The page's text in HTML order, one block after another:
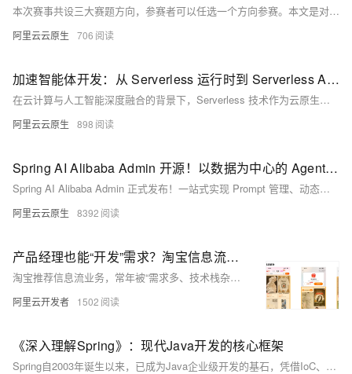
本次赛事共设三大赛题方向，参赛者可以任选一个方向参赛。本文是对每个赛题方向的参赛指南。
阿里云云原生 706
加速智能体开发：从 Serverless 运行时到 Serverless AI 运行时
在云计算与人工智能深度融合的背景下，Serverless 技术作为云原生架构的集大成者，正加速向 AI 原生架构演进。阿里云函数计算（FC）率先提出并实践“Serverless AI 运行时”概念，通过技术创新与生态联动，为智能体（Agent）开发提供高效、安全、低成本的基础设施支持。本文从技术演进路径、核心能力及未来展望三方面解析 Serverless AI 的突破性价值。
阿里云云原生 898
Spring AI Alibaba Admin 开源！以数据为中心的 Agent 开发平台
Spring AI Alibaba Admin 正式发布！一站式实现 Prompt 管理、动态热更新、评测集构建、自动化评估与全链路可观测，助力企业高效构建可信赖的 AI Agent 应用。开源共建，现已上线！
阿里云云原生 8392
产品经理也能“开发”需求？淘宝信息流从需求到上线的AI端到端实践
淘宝推荐信息流业务，常年被“需求多、技术栈杂、协作慢”困扰，需求上线周期动辄一周。WaterFlow——一套 AI 驱动的端到端开发新实践，让部分需求两天内上线，甚至产品经理也能“自产自销”需求。短短数月，已落地 30+ 需求、自动生成 5.4 万行代码，大幅提升研发效率。接下来，我们将揭秘它是如何落地并改变协作模式的。
阿里云开发者 1502
《深入理解Spring》：现代Java开发的核心框架
Spring自2003年诞生以来，已成为Java企业级开发的基石，凭借IoC、AOP、声明式编程等核心特性，极大简化了开发复杂度。本系列将深入解析Spring框架核心原理及Spring Boot、Cloud、Security等生态组件，助力开发者构建高效、可扩展的应用体系。（238字）